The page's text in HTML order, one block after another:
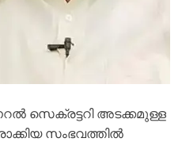
സെക്രട്ടറി അടക്കമുള്ള
സംഭവത്തിൽ